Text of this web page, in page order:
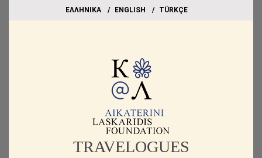
EΛΛΗΝΙΚΑ ΕΝGLISH TÜRKÇE
TRAVELOGUES